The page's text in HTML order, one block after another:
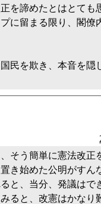
を諦めたとはとても
に留まる限り、閣僚
民を欺き、本音を隠
そう簡単に憲法改正
き始めた公明がすん
と、当分、発議はで
ると、改憲はかなり